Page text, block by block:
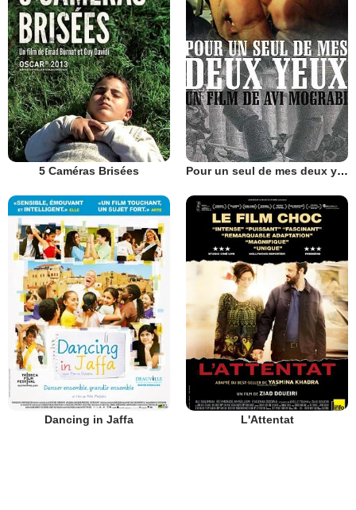
5 Caméras Brisées Pour un seul de mes deux yeux
Dancing in Jaffa L'Attentat